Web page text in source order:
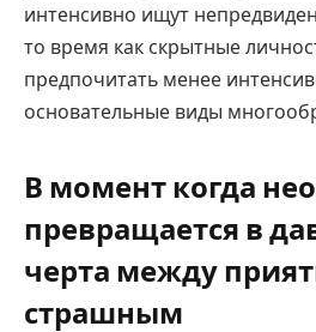
интенсивно ищут
то время как скрытные
предпочитать менее
основательные виды
В момент когда
превращается в
черта между
страшным